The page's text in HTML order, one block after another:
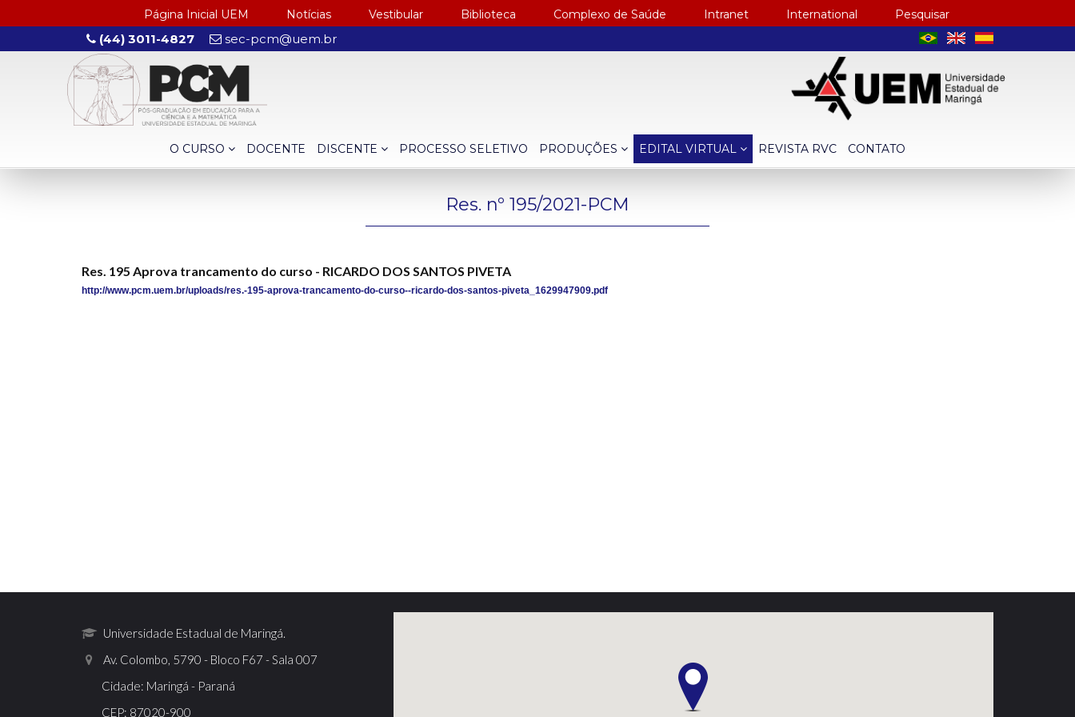
Página Inicial UEM Notícias Vestibular Biblioteca Complexo de Saúde Intranet International Pesquisar
(44) 3011-4827 sec-pcm@uem.br
O CURSO DOCENTE DISCENTE PROCESSO SELETIVO PRODUÇÕES EDITAL VIRTUAL REVISTA RVC CONTATO
Res. nº 195/2021-PCM
Res. 195 Aprova trancamento do curso - RICARDO DOS SANTOS PIVETA
http://www.pcm.uem.br/uploads/res.-195-aprova-trancamento-do-curso--ricardo-dos-santos-piveta_1629947909.pdf
Universidade Estadual de Maringá.
Av. Colombo, 5790 - Bloco F67 - Sala 007
Cidade: Maringá - Paraná
CEP: 87020-900